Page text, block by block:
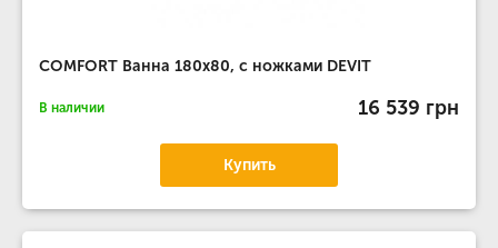
COMFORT Ванна 180х80, с ножками DEVIT
В наличии 16 539 грн
Купить